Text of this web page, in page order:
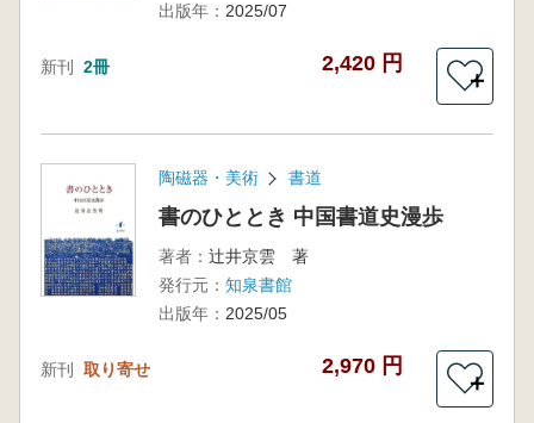
出版年： 2025/07
新刊 2冊 2,420 円
＋
陶磁器・美術 書道
書のひととき 中国書道史漫歩
著者： 辻井京雲 著
発行元： 知泉書館
出版年： 2025/05
新刊 取り寄せ 2,970 円
＋